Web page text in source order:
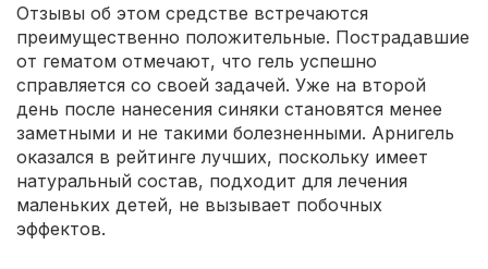
Отзывы об этом средстве встречаются
преимущественно положительные. Пострадавшие
от гематом отмечают, что гель успешно
справляется со своей задачей. Уже на второй
день после нанесения синяки становятся менее
заметными и не такими болезненными. Арнигель
оказался в рейтинге лучших, поскольку имеет
натуральный состав, подходит для лечения
маленьких детей, не вызывает побочных
эффектов.